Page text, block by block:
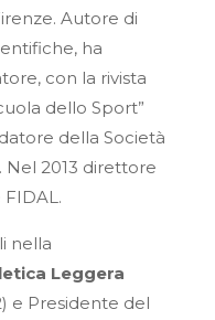
Autore di
ha
con la rivista
dello Sport”
della Società
Nel 2013 direttore
nella
Leggera
e Presidente del